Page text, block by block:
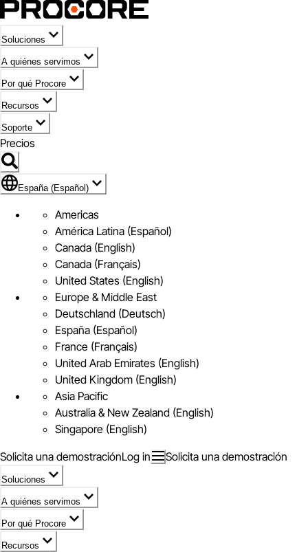
Soluciones
A quiénes servimos
Por qué Procore
Recursos
Soporte
Precios
Icono de marca de España (Español)
España (Español)
Americas
América Latina (Español)
Canada (English)
Canada (Français)
United States (English)
Europe & Middle East
Deutschland (Deutsch)
España (Español)
France (Français)
United Arab Emirates (English)
United Kingdom (English)
Asia Pacific
Australia & New Zealand (English)
Singapore (English)
Solicita una demostraciónLog in Solicita una demostración
Soluciones
A quiénes servimos
Por qué Procore
Recursos